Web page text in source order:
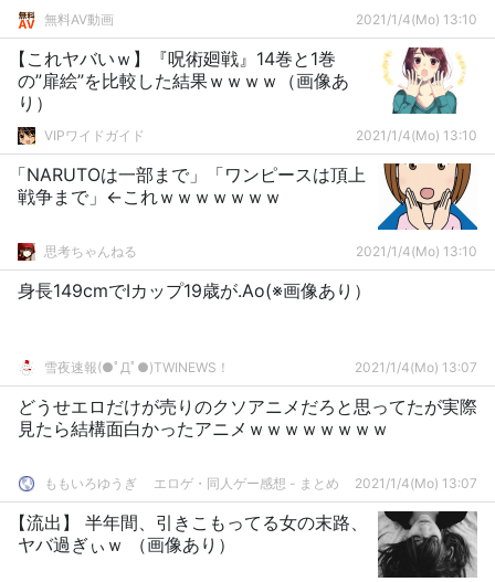
無料AV動画 2021/1/4(Mo) 13:10
【これヤバいｗ】『呪術廻戦』14巻と1巻
の”扉絵”を比較した結果ｗｗｗｗ（画像あ
り）
VIPワイドガイド 2021/1/4(Mo) 13:10
「NARUTOは一部まで」「ワンピースは頂上
戦争まで」←これｗｗｗｗｗｗｗ
思考ちゃんねる 2021/1/4(Mo) 13:10
身長149cmでIカップ19歳が.Ao(※画像あり）
雪夜速報(●ﾟДﾟ●)TWINEWS！ 2021/1/4(Mo) 13:07
どうせエロだけが売りのクソアニメだろと思ってたが実際
見たら結構面白かったアニメｗｗｗｗｗｗｗｗ
ももいろゆうぎ エロゲ・同人ゲー感想 - まとめ 2021/1/4(Mo) 13:07
【流出】 半年間、引きこもってる女の末路、
ヤバ過ぎぃｗ （画像あり）